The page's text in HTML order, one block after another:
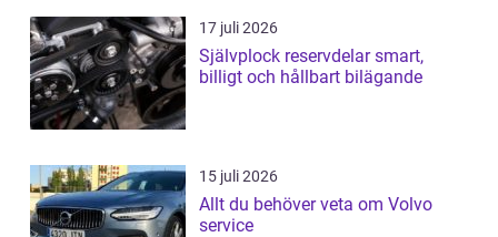
17 juli 2026
Självplock reservdelar smart,
billigt och hållbart bilägande
15 juli 2026
Allt du behöver veta om Volvo
service